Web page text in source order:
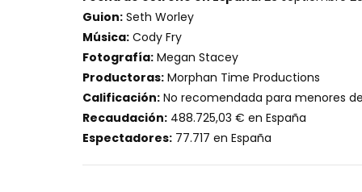
Guion: Seth Worley
Música: Cody Fry
Fotografía: Megan Stacey
Productoras: Morphan Time Productions
Calificación: No recomendada para menores
Recaudación: 488.725,03 € en España
Espectadores: 77.717 en España